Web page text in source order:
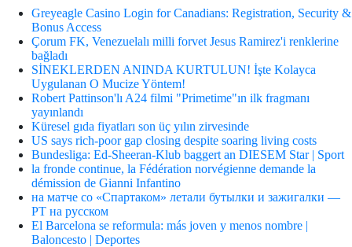
Greyeagle Casino Login for Canadians: Registration, Security &
Bonus Access
Çorum FK, Venezuelalı milli forvet Jesus Ramirez'i renklerine
bağladı
SİNEKLERDEN ANINDA KURTULUN! İşte Kolayca
Uygulanan O Mucize Yöntem!
Robert Pattinson'lı A24 filmi "Primetime"ın ilk fragmanı
yayınlandı
Küresel gıda fiyatları son üç yılın zirvesinde
US says rich-poor gap closing despite soaring living costs
Bundesliga: Ed-Sheeran-Klub baggert an DIESEM Star | Sport
la fronde continue, la Fédération norvégienne demande la
démission de Gianni Infantino
на матче со «Спартаком» летали бутылки и зажигалки —
РТ на русском
El Barcelona se reformula: más joven y menos nombre |
Baloncesto | Deportes